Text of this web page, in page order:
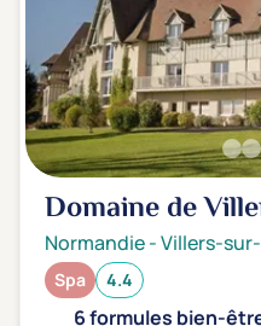
Domaine de
Normandie-Villers-
Spa 4.4
6 formules bien-